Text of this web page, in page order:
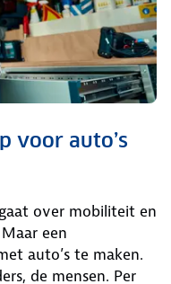
voor auto’s
over mobiliteit en
een
auto’s te maken.
de mensen. Per